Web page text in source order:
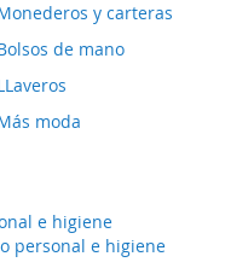
y carteras
de mano
moda
e higiene
personal e higiene